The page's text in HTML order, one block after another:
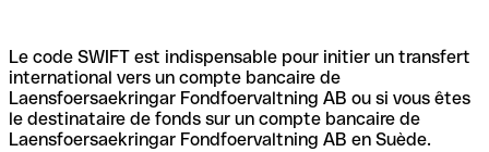
Le code SWIFT est indispensable pour initier un transfert
international vers un compte bancaire de
Laensfoersaekringar Fondfoervaltning AB ou si vous êtes
le destinataire de fonds sur un compte bancaire de
Laensfoersaekringar Fondfoervaltning AB en Suède.